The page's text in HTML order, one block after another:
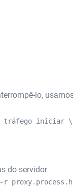
lo,
tráfego
do servidor